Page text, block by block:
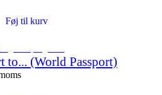
Føj til kurv
to... (World Passport)